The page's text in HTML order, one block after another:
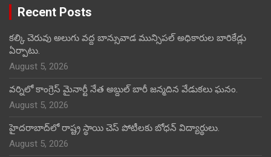
Recent Posts
కల్కి చెరువు అలుగు వద్ద బాన్సువాడ మున్సిపల్ అధికారుల బారికేడ్లు
ఏర్పాటు.
August 5, 2026
వర్నిలో కాంగ్రెస్ మైనార్టీ నేత అబ్దుల్ బారీ జన్మదిన వేడుకలు ఘనం.
August 5, 2026
హైదరాబాద్‌లో రాష్ట్ర స్థాయి చెస్ పోటీలకు బోధన్ విద్యార్థులు.
August 5, 2026